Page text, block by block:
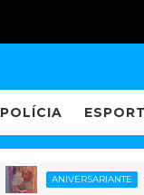
POLÍCIA
ANIVERSARIANTE